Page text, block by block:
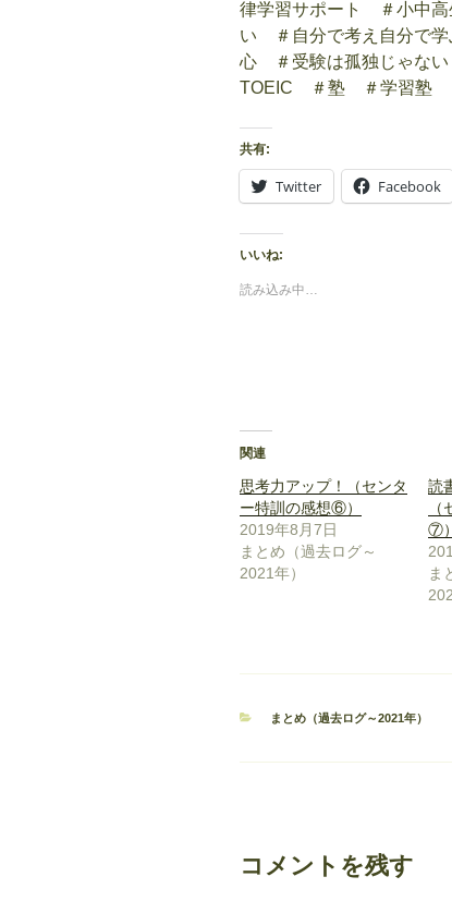
律学習サポート ＃小中
い ＃自分で考え自分で
心 ＃受験は孤独じゃな
TOEIC ＃塾 ＃学習塾
共有:
Twitter Facebook
いいね:
読み込み中…
関連
思考力アップ！（センタ
ー特訓の感想⑥）
2019年8月7日
まとめ（過去ログ～
2021年）
読
⑦）
ま
カ
まとめ（過去ログ～2021年）
コメントを残す